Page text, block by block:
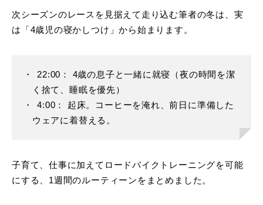
次シーズンのレースを見据えて走り込む筆者の冬は、実
は「4歳児の寝かしつけ」から始まります。
22:00： 4歳の息子と一緒に就寝（夜の時間を潔
く捨て、睡眠を優先）
4:00： 起床。コーヒーを淹れ、前日に準備した
ウェアに着替える。
子育て、仕事に加えてロードバイクトレーニングを可能
にする、1週間のルーティーンをまとめました。